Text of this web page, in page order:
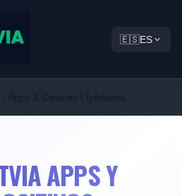
🇪🇸ES
Apps & Devices | Iptvlatvia
APPS Y